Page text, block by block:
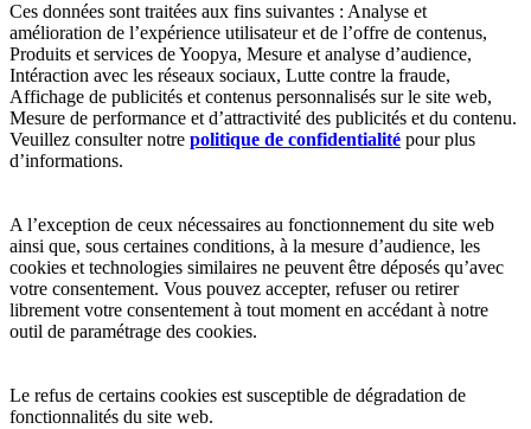
Ces données sont traitées aux fins suivantes : Analyse et
amélioration de l’expérience utilisateur et de l’offre de contenus,
Produits et services de Yoopya, Mesure et analyse d’audience,
Intéraction avec les réseaux sociaux, Lutte contre la fraude,
Affichage de publicités et contenus personnalisés sur le site web,
Mesure de performance et d’attractivité des publicités et du contenu.
Veuillez consulter notre politique de confidentialité pour plus
d’informations.
A l’exception de ceux nécessaires au fonctionnement du site web
ainsi que, sous certaines conditions, à la mesure d’audience, les
cookies et technologies similaires ne peuvent être déposés qu’avec
votre consentement. Vous pouvez accepter, refuser ou retirer
librement votre consentement à tout moment en accédant à notre
outil de paramétrage des cookies.
Le refus de certains cookies est susceptible de dégradation de
fonctionnalités du site web.